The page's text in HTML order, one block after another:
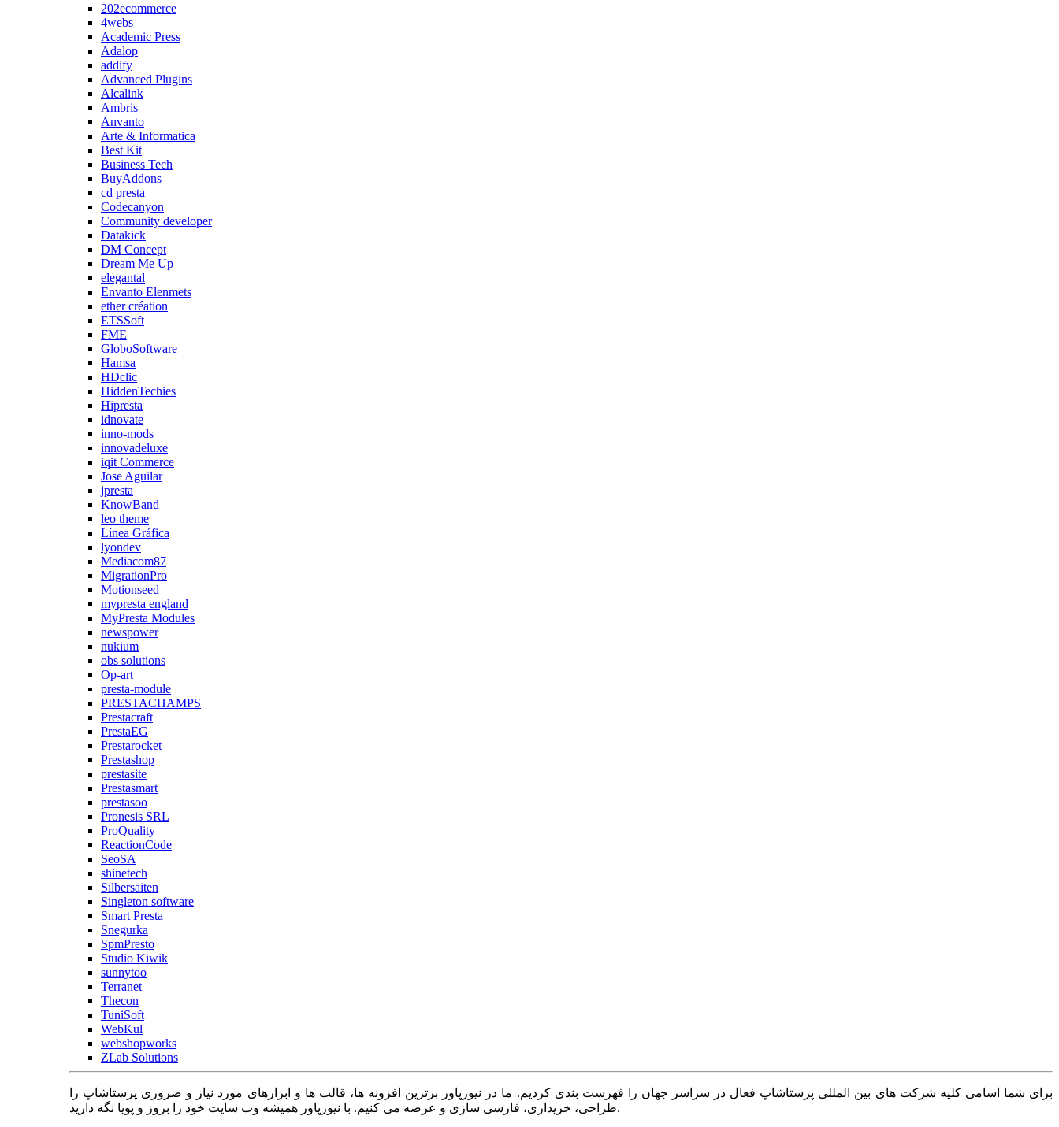
202ecommerce
4webs
Academic Press
Adalop
addify
Advanced Plugins
Alcalink
Ambris
Anvanto
Arte & Informatica
Best Kit
Business Tech
BuyAddons
cd presta
Codecanyon
Community developer
Datakick
DM Concept
Dream Me Up
elegantal
Envanto Elenmets
ether création
ETSSoft
FME
GloboSoftware
Hamsa
HDclic
HiddenTechies
Hipresta
idnovate
inno-mods
innovadeluxe
iqit Commerce
Jose Aguilar
jpresta
KnowBand
leo theme
Línea Gráfica
lyondev
Mediacom87
MigrationPro
Motionseed
mypresta england
MyPresta Modules
newspower
nukium
obs solutions
Op-art
presta-module
PRESTACHAMPS
Prestacraft
PrestaEG
Prestarocket
Prestashop
prestasite
Prestasmart
prestasoo
Pronesis SRL
ProQuality
ReactionCode
SeoSA
shinetech
Silbersaiten
Singleton software
Smart Presta
Snegurka
SpmPresto
Studio Kiwik
sunnytoo
Terranet
Thecon
TuniSoft
WebKul
webshopworks
ZLab Solutions
برای شما اسامی کلیه شرکت های بین المللی پرستاشاپ فعال در سراسر جهان را فهرست بندی کردیم. ما در نیوزپاور برترین افزونه ها، قالب ها و ابزارهای مورد نیاز و ضروری پرستاشاپ را
طراحی، خریداری، فارسی سازی و عرضه می کنیم. با نیوزپاور همیشه وب سایت خود را بروز و پویا نگه دارید.